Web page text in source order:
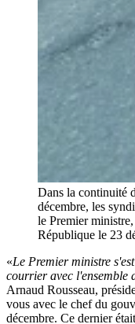
Dans la continuité
décembre, les
le Premier
République le 23
«Le Premier ministre
courrier avec l'ensemble
Arnaud Rousseau,
vous avec le chef du
décembre. Ce dernier